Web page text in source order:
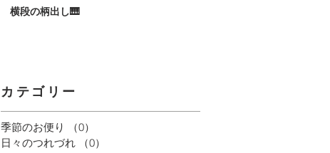
横段の柄出し🎹
カテゴリー
季節のお便り （0）
日々のつれづれ
（0）